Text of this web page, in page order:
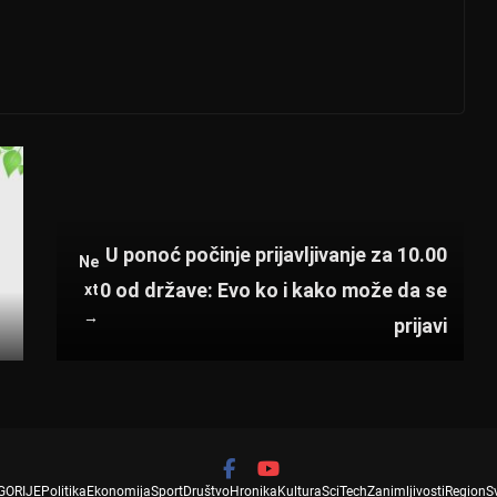
Ne
xt
→
U ponoć počinje prijavljivanje za 10.00
0 od države: Evo ko i kako može da se
prijavi
Politika EkonomijaSportDruštvoHronika KulturaSciTechZanimljivosti Region